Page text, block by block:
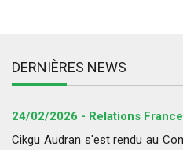
DERNIÈRES NEWS
24/02/2026 - Relations
Cikgu Audran s'est rendu au